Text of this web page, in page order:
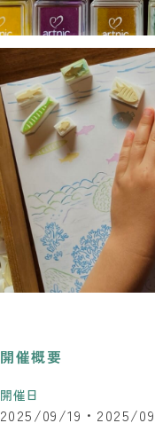
開催概要
開催日
2025/09/19 2025/